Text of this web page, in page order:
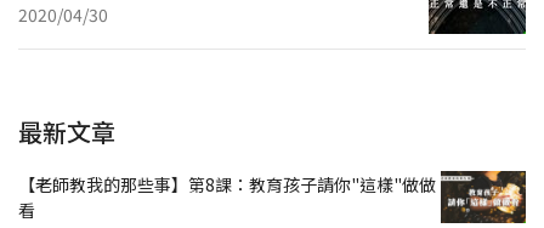
2020/04/30
最新文章
【老師教我的那些事】第8課：教育孩子請你"這樣"做做
看